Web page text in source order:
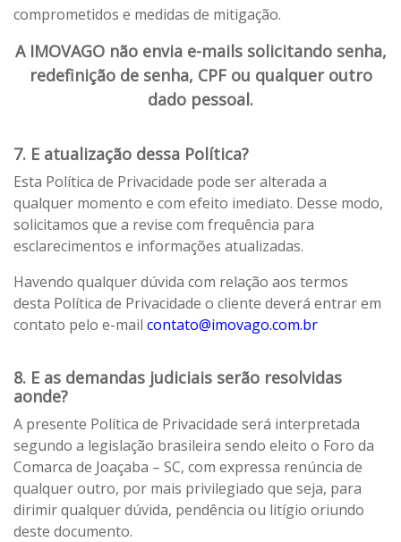
comprometidos e medidas de mitigação.
A IMOVAGO não envia e-mails solicitando senha,
redefinição de senha, CPF ou qualquer outro
dado pessoal.
7. E atualização dessa Política?
Esta Política de Privacidade pode ser alterada a
qualquer momento e com efeito imediato. Desse modo,
solicitamos que a revise com frequência para
esclarecimentos e informações atualizadas.
Havendo qualquer dúvida com relação aos termos
desta Política de Privacidade o cliente deverá entrar em
contato pelo e-mail contato@imovago.com.br
8. E as demandas judiciais serão resolvidas
aonde?
A presente Política de Privacidade será interpretada
segundo a legislação brasileira sendo eleito o Foro da
Comarca de Joaçaba – SC, com expressa renúncia de
qualquer outro, por mais privilegiado que seja, para
dirimir qualquer dúvida, pendência ou litígio oriundo
deste documento.